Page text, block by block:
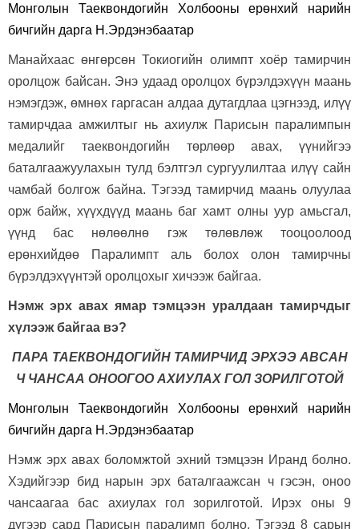
Монголын Таеквондогийн Холбооны ерөнхий нарийн
бичгийн дарга Н.Эрдэнэбаатар
Манайхаас өнгөрсөн Токиогийн олимпт хоёр тамирчин
оролцож байсан. Энэ удаад оролцох бүрэлдэхүүн маань
нэмэгдэж, өмнөх гаргасан алдаа дутагдлаа цэгнээд, илүү
тамирчдаа амжилтыг нь ахиулж Парисын паралимпын
медалийг таеквондогийн төрлөөр авах, үүнийгээ
баталгаажуулахын тулд бэлтгэл сургуулилтаа илүү сайн
чамбай болгож байна. Тэгээд тамирчид маань олуулаа
орж байж, хүүхдүүд маань баг хамт олны уур амьсгал,
үүнд бас нөлөөлнө гэж төлөвлөж тооцоолоод
ерөнхийдөө Паралимпт аль болох олон тамирчны
бүрэлдэхүүнтэй оролцохыг хичээж байгаа.
Нэмж эрх авах ямар тэмцээн уралдаан тамирчдыг
хүлээж байгаа вэ?
ПАРА ТАЕКВОНДОГИЙН ТАМИРЧИД ЭРХЭЭ АВСАН
Ч ЧАНСАА ОНООГОО АХИУЛАХ ГОЛ ЗОРИЛГОТОЙ
Монголын Таеквондогийн Холбооны ерөнхий нарийн
бичгийн дарга Н.Эрдэнэбаатар
Нэмж эрх авах боломжтой эхний тэмцээн Иранд болно.
Хэдийгээр бид нарын эрх баталгаажсан ч гэсэн, оноо
чансаагаа бас ахиулах гол зорилготой. Ирэх оны 9
дүгээр сард Парисын паралимп болно. Тэгээд 8 сарын